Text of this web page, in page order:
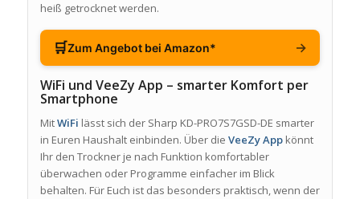
heiß getrocknet werden.
🛒Zum Angebot bei Amazon* →
WiFi und VeeZy App – smarter Komfort per
Smartphone
MitWiFi lässt sich der Sharp KD-PRO7S7GSD-DE smarter
in Euren Haushalt einbinden. Über die VeeZy Appkönnt
Ihr den Trockner je nach Funktion komfortabler
überwachen oder Programme einfacher im Blick
behalten. Für Euch ist das besonders praktisch, wenn der